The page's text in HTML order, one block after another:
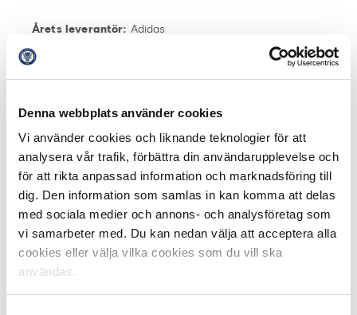
Denna webbplats använder cookies
Vi använder cookies och liknande teknologier för att
analysera vår trafik, förbättra din användarupplevelse och
för att rikta anpassad information och marknadsföring till
dig. Den information som samlas in kan komma att delas
med sociala medier och annons- och analysföretag som
vi samarbeter med. Du kan nedan välja att acceptera alla
cookies eller välja vilka cookies som du vill ska
användas.
Årets leverantör: Adidas
”Tre ränder på de svarta skorna är ett signum för kvalité.
En WTC overall eller de senaste skorna och kläderna i
sveriges fotbollsklubbar är ett vinnande koncept.”
Årets mediabolag:TV4 / C More
”Hög kvalité med EM sändningarna, internationella ligor,
Zlatan och helhetsleverantör av svensk fotboll som
uppdrag. Flest röster, enkelt val.”
Årets sponsor: Svenska Spel
”Vissa sponsorer finns med länge, vissa kort tid
i partnerskap med svenska klubbar och landslag. En
sponsor som vi alltid kan räkna med historiskt och nu är